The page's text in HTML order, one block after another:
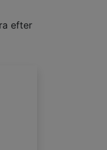
efter